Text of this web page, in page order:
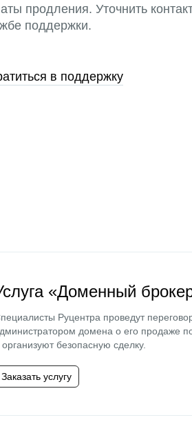
продления. Уточнить
поддержки.
в поддержку
«Доменный
Руцентра проведут
домена о его продаже
организуют безопасную сделку.
Заказать услугу